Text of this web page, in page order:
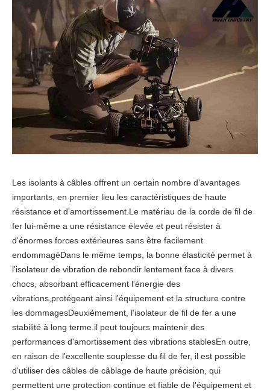
Les isolants à câbles offrent un certain nombre d'avantages
importants, en premier lieu les caractéristiques de haute
résistance et d'amortissement.Le matériau de la corde de fil de
fer lui-même a une résistance élevée et peut résister à
d'énormes forces extérieures sans être facilement
endommagéDans le même temps, la bonne élasticité permet à
l'isolateur de vibration de rebondir lentement face à divers
chocs, absorbant efficacement l'énergie des
vibrations,protégeant ainsi l'équipement et la structure contre
les dommagesDeuxièmement, l'isolateur de fil de fer a une
stabilité à long terme.il peut toujours maintenir des
performances d'amortissement des vibrations stablesEn outre,
en raison de l'excellente souplesse du fil de fer, il est possible
d'utiliser des câbles de câblage de haute précision, qui
permettent une protection continue et fiable de l'équipement et